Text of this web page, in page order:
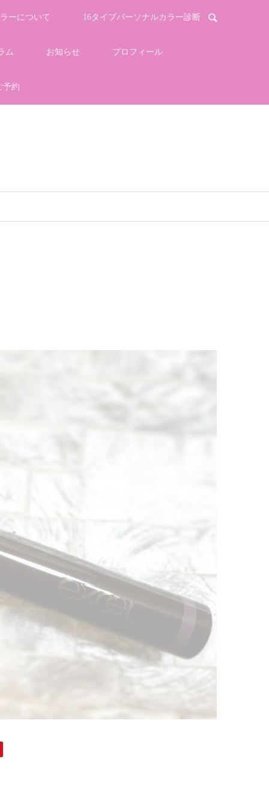
ーについて 16タイプパーソナルカラー診断
ム お知らせ プロフィール
予約